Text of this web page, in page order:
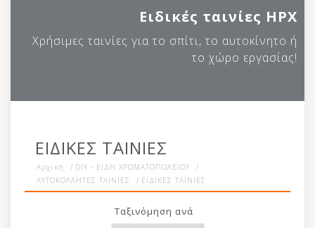
Ειδικές ταινίες HPX
Χρήσιμες ταινίες για το σπίτι, το αυτοκίνητο ή
το χώρο εργασίας!
ΕΙΔΙΚΕΣ ΤΑΙΝΙΕΣ
Αρχική / DIY - ΕΙΔΗ ΧΡΩΜΑΤΟΠΩΛΕΙΟΥ
/
ΑΥΤΟΚΟΛΛΗΤΕΣ ΤΑΙΝΙΕΣ
/ ΕΙΔΙΚΕΣ ΤΑΙΝΙΕΣ
Ταξινόμηση ανά